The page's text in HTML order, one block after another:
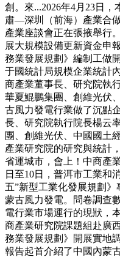
創。來...2026年4月23日
肅—深圳（前海）產業合
產業座談會正在張掖舉行
展大規模設備更新資金申
務業發展規劃》編制工做
于國統計局規模企業統計
商產業董事長、研究院執
華夏鯤鵬集團、創維光伏
古風力發電行業做了沉點
長、研究院執行院長楊云
團、創維光伏、中國國土
產業研究院的研究與統計
省運城市，會上！中商產
日至10日，普洱市工業和
五”新型工業化發展規劃
蒙古風力發電。問卷調查
電行業市場運行的現狀，
商產業研究院課題組赴廣
務業發展規劃》開展實地
報告起首介紹了中國內蒙